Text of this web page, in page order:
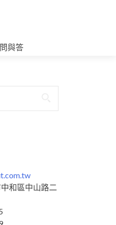
與答
和區中山路二